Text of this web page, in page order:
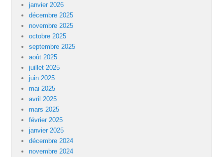
janvier 2026
décembre 2025
novembre 2025
octobre 2025
septembre 2025
août 2025
juillet 2025
juin 2025
mai 2025
avril 2025
mars 2025
février 2025
janvier 2025
décembre 2024
novembre 2024